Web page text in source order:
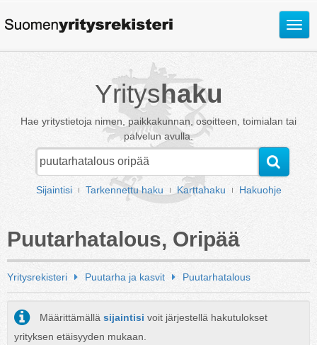
Avaa
Yrityshaku
Hae yritystietoja nimen, paikkakunnan, osoitteen, toimialan tai
palvelun avulla.
Sijaintisi Tarkennettu haku Karttahaku Hakuohje
Puutarhatalous, Oripää
Yritysrekisteri Puutarha ja kasvit Puutarhatalous
Määrittämällä sijaintisi voit järjestellä hakutulokset
yrityksen etäisyyden mukaan.